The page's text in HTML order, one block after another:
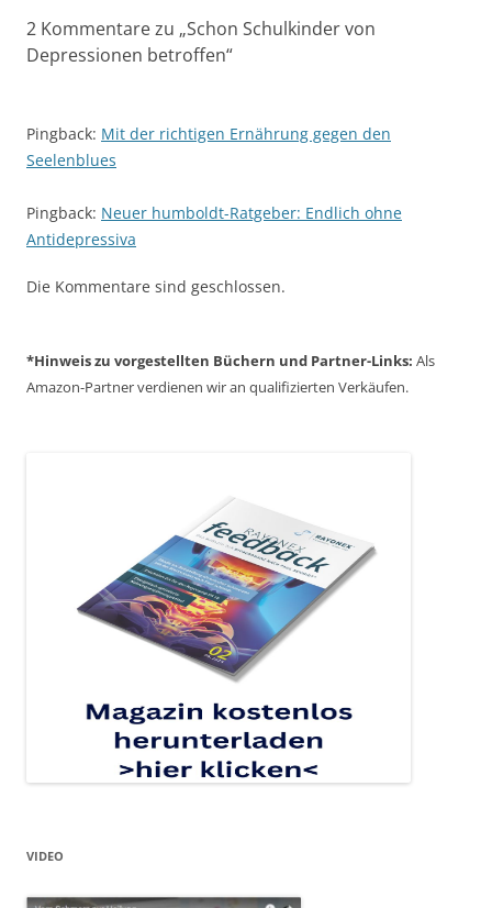
2 Kommentare zu „Schon Schulkinder von
Depressionen betroffen“
Pingback: Mit der richtigen Ernährung gegen den
Seelenblues
Pingback: Neuer humboldt-Ratgeber: Endlich ohne
Antidepressiva
Die Kommentare sind geschlossen.
*Hinweis zu vorgestellten Büchern und Partner-Links: Als
Amazon-Partner verdienen wir an qualifizierten Verkäufen.
VIDEO